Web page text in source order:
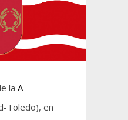
la A-
Toledo), en